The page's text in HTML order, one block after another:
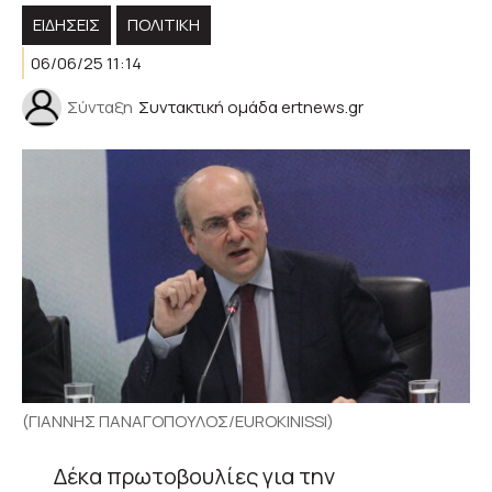
ΕΙΔΗΣΕΙΣ
ΠΟΛΙΤΙΚΉ
06/06/25 11:14
Σύνταξη Συντακτική ομάδα ertnews.gr
(ΓΙΑΝΝΗΣ ΠΑΝΑΓΟΠΟΥΛΟΣ/EUROKINISSI)
Δέκα πρωτοβουλίες για την